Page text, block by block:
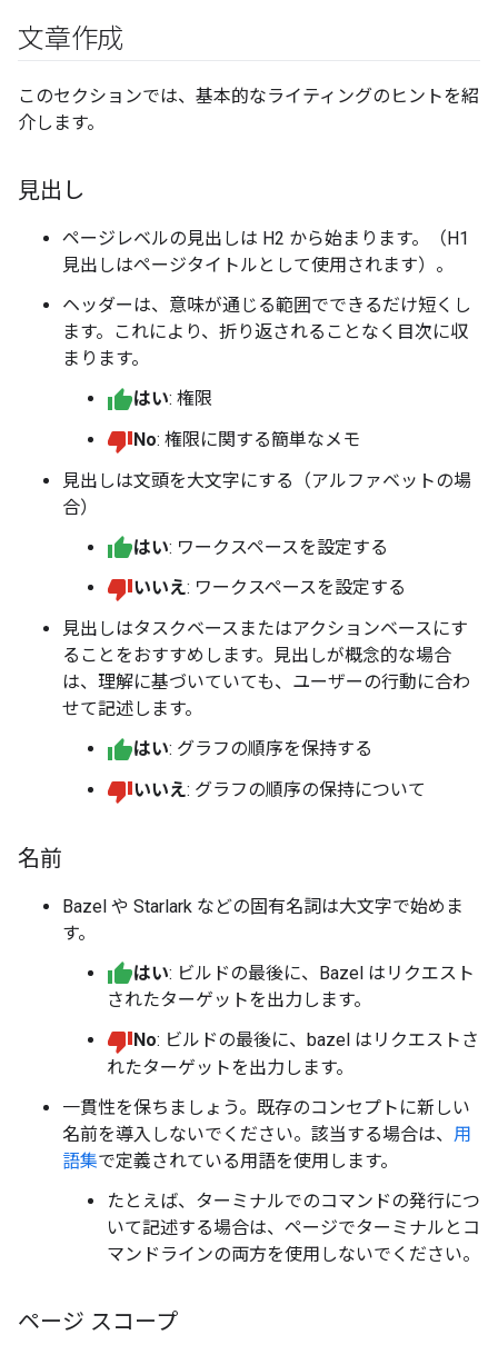
文章作成
このセクションでは、基本的なライティングのヒントを紹
介します。
見出し
ページレベルの見出しは H2 から始まります。（H1
見出しはページタイトルとして使用されます）。
ヘッダーは、意味が通じる範囲でできるだけ短くし
ます。これにより、折り返されることなく目次に収
まります。
はい: 権限
No: 権限に関する簡単なメモ
見出しは文頭を大文字にする（アルファベットの場
合）
はい: ワークスペースを設定する
いいえ: ワークスペースを設定する
見出しはタスクベースまたはアクションベースにす
ることをおすすめします。見出しが概念的な場合
は、理解に基づいていても、ユーザーの行動に合わ
せて記述します。
はい: グラフの順序を保持する
いいえ: グラフの順序の保持について
名前
Bazel や Starlark などの固有名詞は大文字で始めま
す。
はい: ビルドの最後に、Bazel はリクエスト
されたターゲットを出力します。
No: ビルドの最後に、bazel はリクエストさ
れたターゲットを出力します。
一貫性を保ちましょう。既存のコンセプトに新しい
名前を導入しないでください。該当する場合は、 用
語集で定義されている用語を使用します。
たとえば、ターミナルでのコマンドの発行につ
いて記述する場合は、ページでターミナルとコ
マンドラインの両方を使用しないでください。
ページ スコープ